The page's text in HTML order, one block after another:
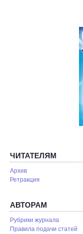
ЧИТАТЕЛЯМ
Архив
Ретракция
АВТОРАМ
Рубрики журнала
Правила подачи статей